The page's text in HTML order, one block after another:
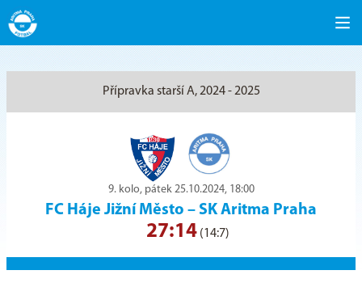
Přípravka starší A, 2024 - 2025
9. kolo, pátek 25.10.2024, 18:00
FC Háje Jižní Město – SK Aritma Praha
27:14 (14:7)